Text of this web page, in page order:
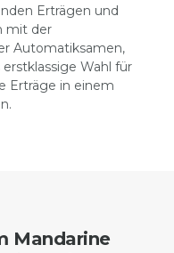
Erträgen und
mit der
Automatiksamen,
Wahl für
Erträge in einem
Mandarine